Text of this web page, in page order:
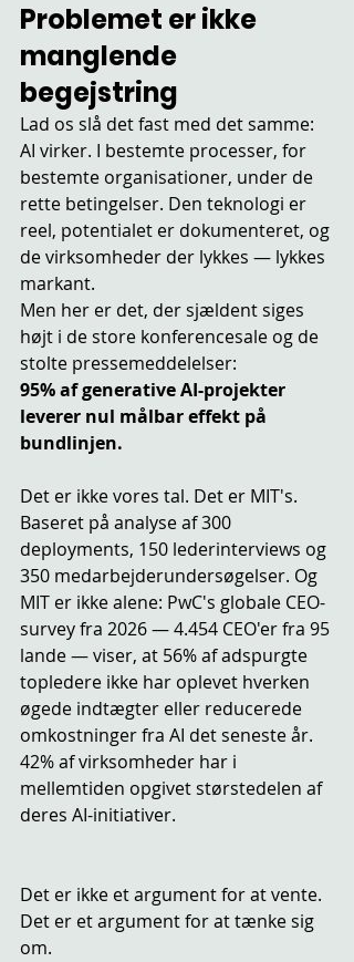
Problemet er ikke
manglende
begejstring
Lad os slå det fast med det samme:
AI virker. I bestemte processer, for
bestemte organisationer, under de
rette betingelser. Den teknologi er
reel, potentialet er dokumenteret, og
de virksomheder der lykkes — lykkes
markant.
Men her er det, der sjældent siges
højt i de store konferencesale og de
stolte pressemeddelelser:
95% af generative AI-projekter
leverer nul målbar effekt på
bundlinjen.
Det er ikke vores tal. Det er MIT's.
Baseret på analyse af 300
deployments, 150 lederinterviews og
350 medarbejderundersøgelser. Og
MIT er ikke alene: PwC's globale CEO-
survey fra 2026 — 4.454 CEO'er fra 95
lande — viser, at 56% af adspurgte
topledere ikke har oplevet hverken
øgede indtægter eller reducerede
omkostninger fra AI det seneste år.
42% af virksomheder har i
mellemtiden opgivet størstedelen af
deres AI-initiativer.
Det er ikke et argument for at vente.
Det er et argument for at tænke sig
om.